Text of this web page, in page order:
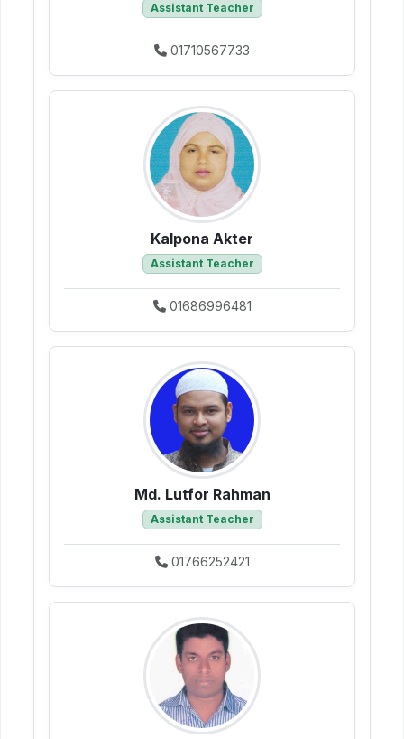
Assistant Teacher
01710567733
Kalpona Akter
Assistant Teacher
01686996481
Md. Lutfor Rahman
Assistant Teacher
01766252421